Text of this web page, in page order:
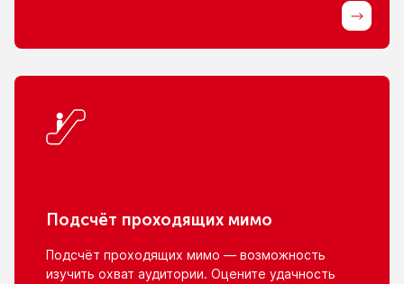
Подсчёт проходящих мимо
Подсчёт проходящих мимо — возможность
изучить охват аудитории. Оцените удачность